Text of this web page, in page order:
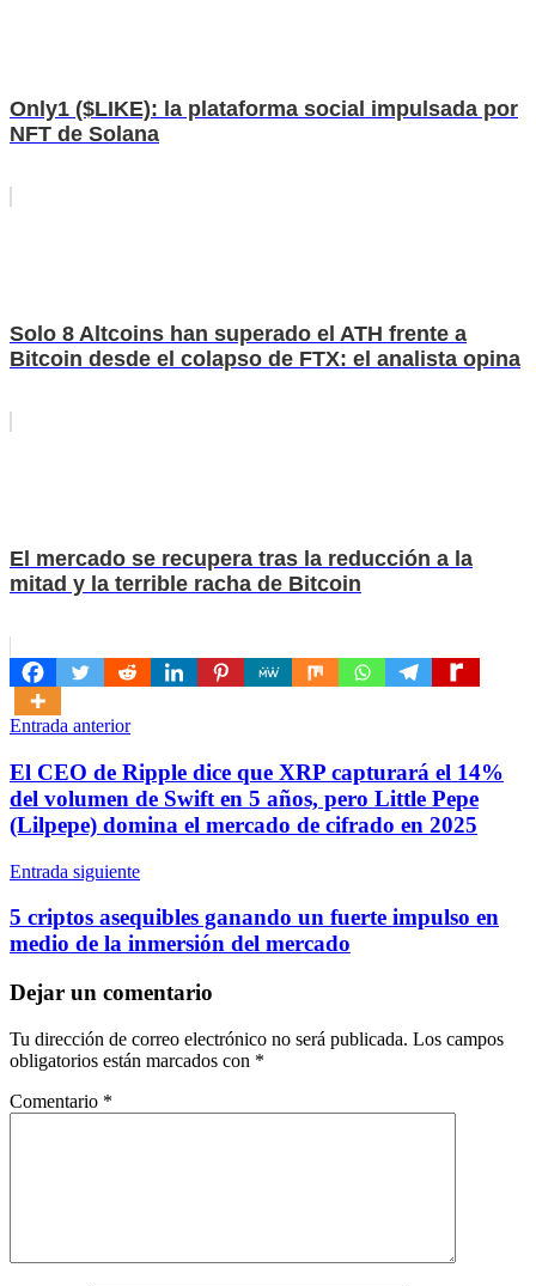
Only1 ($LIKE): la plataforma social impulsada por
NFT de Solana
Solo 8 Altcoins han superado el ATH frente a
Bitcoin desde el colapso de FTX: el analista opina
El mercado se recupera tras la reducción a la
mitad y la terrible racha de Bitcoin
Navegación
de
entradas
Entrada anterior
El CEO de Ripple dice que XRP capturará el 14%
del volumen de Swift en 5 años, pero Little Pepe
(Lilpepe) domina el mercado de cifrado en 2025
Entrada siguiente
5 criptos asequibles ganando un fuerte impulso en
medio de la inmersión del mercado
Dejar un comentario
Tu dirección de correo electrónico no será publicada. Los campos
obligatorios están marcados con *
Comentario *